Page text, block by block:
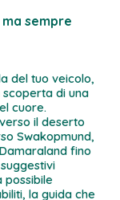
sempre
del tuo veicolo,
di una
cuore.
il deserto
Swakopmund,
fino
possibile
la guida che